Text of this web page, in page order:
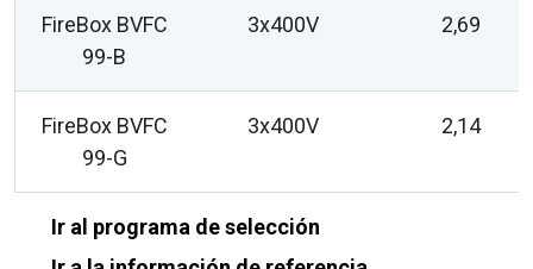
FireBox BVFC
99-B
3x400V 2,69
FireBox BVFC
99-G
3x400V 2,14
Ir al programa de selección